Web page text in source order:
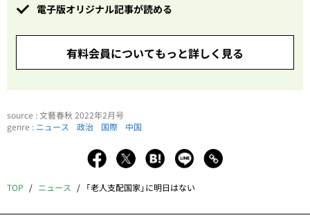
電子版オリジナル記事が読める
有料会員についてもっと詳しく見る
source : 文藝春秋 2022年2月号
genre : ニュース 政治 国際 中国
TOP ニュース 「老人支配国家」に明日はない